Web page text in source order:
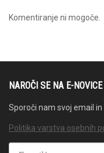
Komentiranje ni mogoče.
NAROČI SE NA E-NOVICE
Sporoči nam svoj email
Politika varstva osebnih